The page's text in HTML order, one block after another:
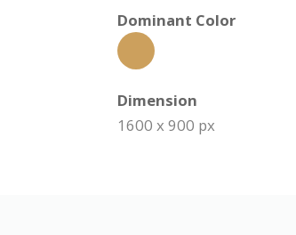
Dominant Color
Dimension
1600 x 900 px